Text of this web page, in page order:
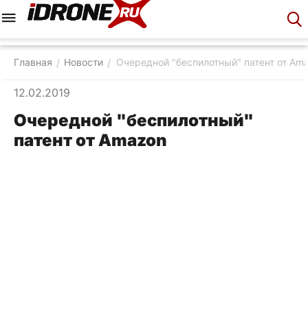
Главная / Новости / Очередной "беспилотный" патент от
12.02.2019
Очередной "беспилотный"
патент от Amazon
Корзина